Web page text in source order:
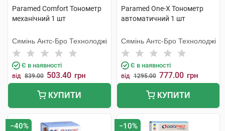
Paramed Comfort Тонометр
механічний 1 шт
Сямінь Антс-Бро Технолоджі
Є в наявності
від 839.00 503.40 грн
КУПИТИ
Paramed One-X Тонометр
автоматичний 1 шт
Сямінь Антс-Бро Технолоджі
Є в наявності
від 1295.00 777.00 грн
КУПИТИ
−40% −10%